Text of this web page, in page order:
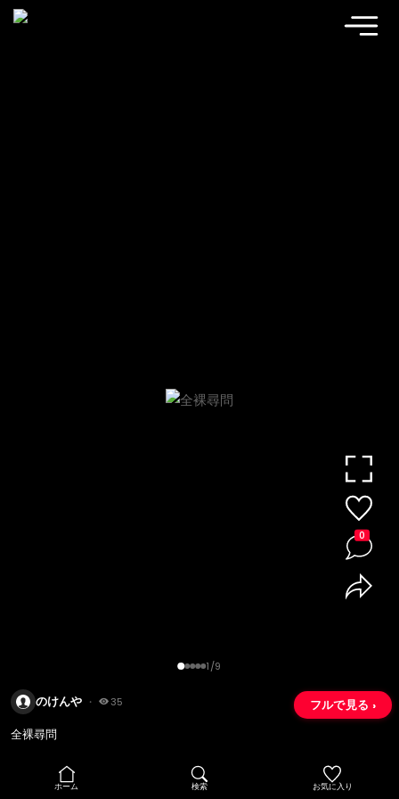
1/9
のけんや ・ 35
全裸尋問
フルで見る ›
0
ホーム 検索 お気に入り